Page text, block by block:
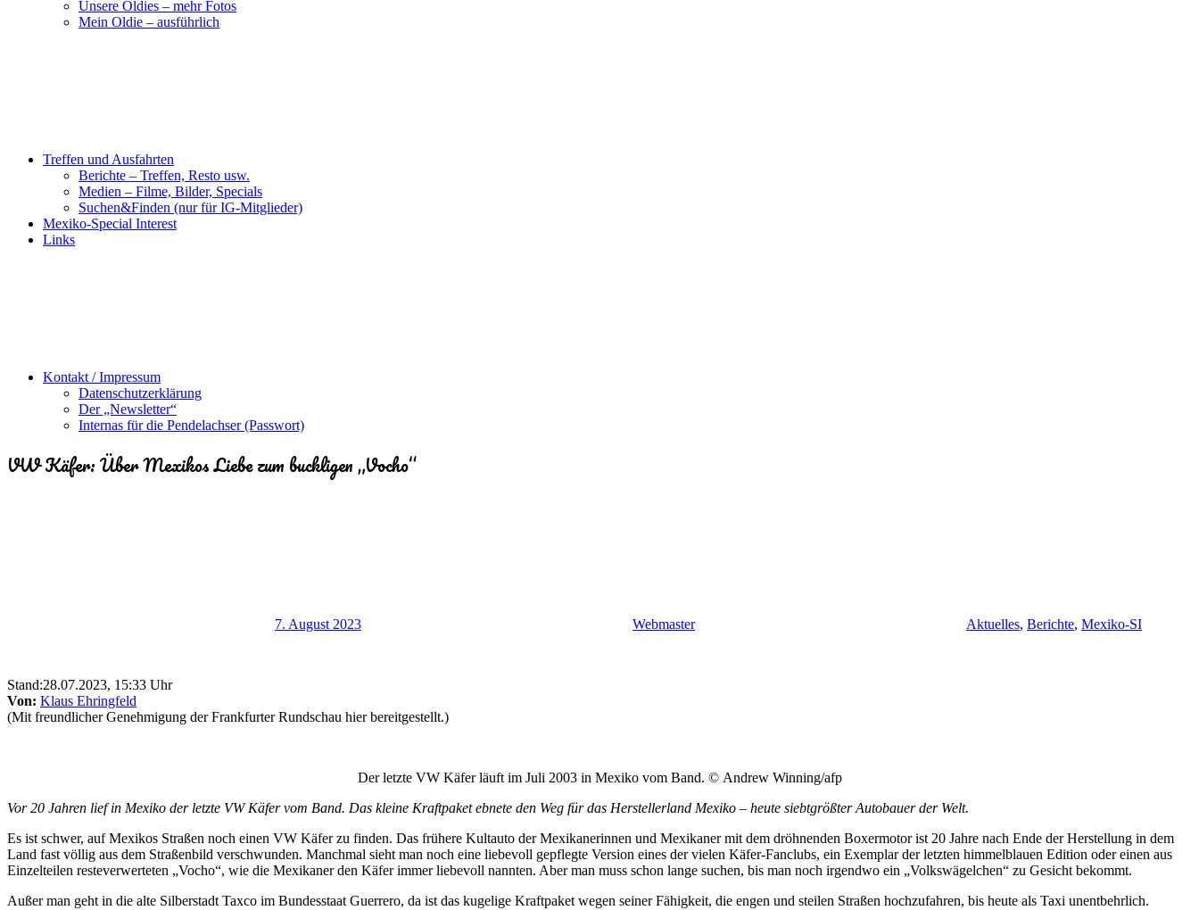
Unsere Oldies – mehr Fotos
Mein Oldie – ausführlich
Treffen und Ausfahrten
Berichte – Treffen, Resto usw.
Medien – Filme, Bilder, Specials
Suchen&Finden (nur für IG-Mitglieder)
Mexiko-Special Interest
Links
Kontakt / Impressum
Datenschutzerklärung
Der „Newsletter“
Internas für die Pendelachser (Passwort)
VW Käfer: Über Mexikos Liebe zum buckligen „Vocho“
7. August 2023 Webmaster Aktuelles, Berichte, Mexiko-SI
Stand:28.07.2023, 15:33 Uhr
Von: Klaus Ehringfeld
(Mit freundlicher Genehmigung der Frankfurter Rundschau hier bereitgestellt.)
Der letzte VW Käfer läuft im Juli 2003 in Mexiko vom Band. © Andrew Winning/afp
Vor 20 Jahren lief in Mexiko der letzte VW Käfer vom Band. Das kleine Kraftpaket ebnete den Weg für das Herstellerland Mexiko – heute siebtgrößter Autobauer der Welt.
Es ist schwer, auf Mexikos Straßen noch einen VW Käfer zu finden. Das frühere Kultauto der Mexikanerinnen und Mexikaner mit dem dröhnenden Boxermotor ist 20 Jahre nach Ende der Herstellung in dem
Land fast völlig aus dem Straßenbild verschwunden. Manchmal sieht man noch eine liebevoll gepflegte Version eines der vielen Käfer-Fanclubs, ein Exemplar der letzten himmelblauen Edition oder einen aus
Einzelteilen resteverwerteten „Vocho“, wie die Mexikaner den Käfer immer liebevoll nannten. Aber man muss schon lange suchen, bis man noch irgendwo ein „Volkswägelchen“ zu Gesicht bekommt.
Außer man geht in die alte Silberstadt Taxco im Bundesstaat Guerrero, da ist das kugelige Kraftpaket wegen seiner Fähigkeit, die engen und steilen Straßen hochzufahren, bis heute als Taxi unentbehrlich.